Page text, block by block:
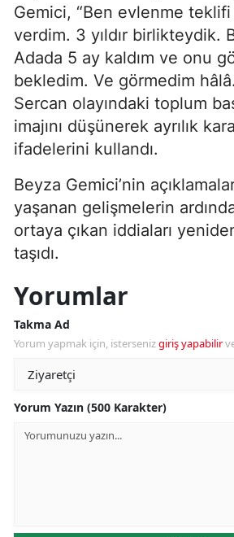
Gemici, “Ben evlenme
verdim. 3 yıldır birlikteydik.
Adada 5 ay kaldım ve onu
bekledim. Ve görmedim
Sercan olayındaki toplum
imajını düşünerek ayrılık
ifadelerini kullandı.
Beyza Gemici’nin
yaşanan gelişmelerin
ortaya çıkan iddiaları
taşıdı.
Yorumlar
Takma Ad
Yorum yapmak için, istersenizgiriş yapabilir
Yorum Yazın (500 Karakter)